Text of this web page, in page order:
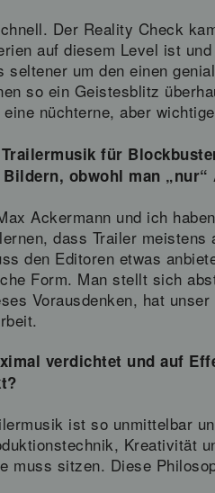
Der Reality Check
auf diesem Level ist
seltener um den einen
so ein Geistesblitz
nüchterne, aber
für
obwohl man
Ackermann und ich
dass Trailer
den Editoren etwas
Form. Man stellt sich
Vorausdenken, hat
verdichtet und auf
ist so unmittelbar
Kreativität
muss sitzen. Diese